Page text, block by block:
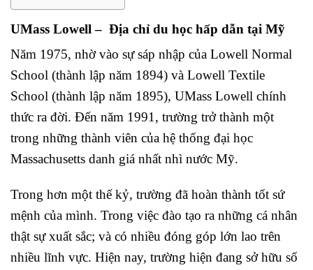
UMass Lowell – Địa chỉ du học hấp dẫn tại Mỹ
Năm 1975, nhờ vào sự sáp nhập của Lowell Normal
School (thành lập năm 1894) và Lowell Textile
School (thành lập năm 1895), UMass Lowell chính
thức ra đời. Đến năm 1991, trường trở thành một
trong những thành viên của hệ thống đại học
Massachusetts danh giá nhất nhì nước Mỹ.
Trong hơn một thế kỷ, trường đã hoàn thành tốt sứ
mệnh của mình. Trong việc đào tạo ra những cá nhân
thật sự xuất sắc; và có nhiều đóng góp lớn lao trên
nhiều lĩnh vực. Hiện nay, trường hiện đang sở hữu số